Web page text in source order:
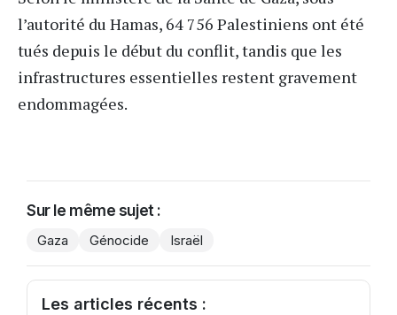
l’autorité du Hamas, 64 756 Palestiniens ont été
tués depuis le début du conflit, tandis que les
infrastructures essentielles restent gravement
endommagées.
Sur le même sujet :
Gaza Génocide Israël
Les articles récents :